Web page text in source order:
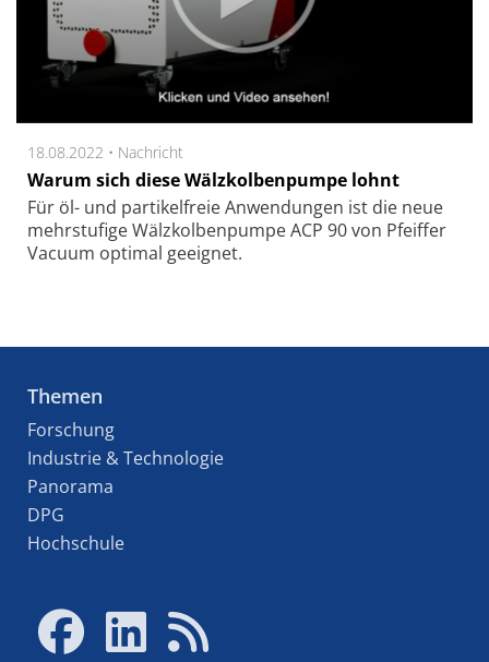
18.08.2022 • Nachricht
Warum sich diese Wälzkolbenpumpe lohnt
Für öl- und partikelfreie Anwendungen ist die neue
mehrstufige Wälzkolbenpumpe ACP 90 von Pfeiffer
Vacuum optimal geeignet.
Themen
Forschung
Industrie & Technologie
Panorama
DPG
Hochschule